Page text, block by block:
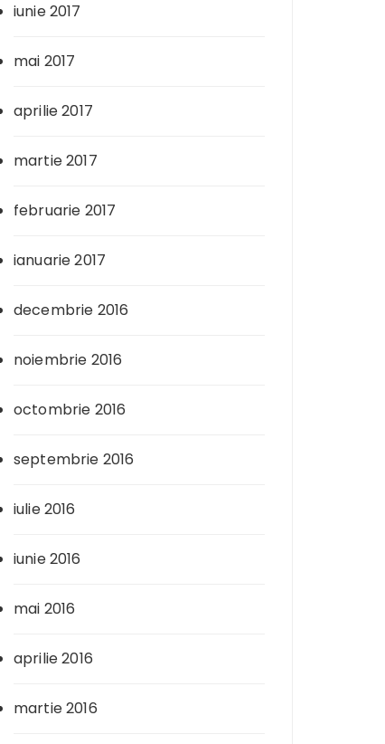
iunie 2017
mai 2017
aprilie 2017
martie 2017
februarie 2017
ianuarie 2017
decembrie 2016
noiembrie 2016
octombrie 2016
septembrie 2016
iulie 2016
iunie 2016
mai 2016
aprilie 2016
martie 2016